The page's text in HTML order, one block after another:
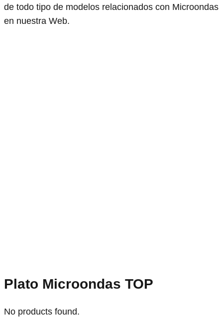
de todo tipo de modelos relacionados con Microondas
en nuestra Web.
Plato Microondas TOP
No products found.